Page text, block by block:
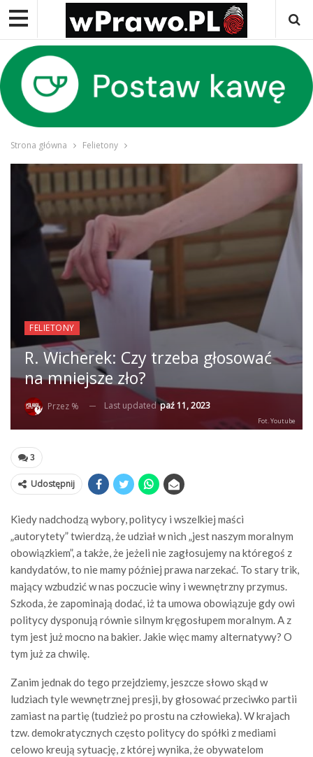
Strona główna Felietony
FELIETONY
R. Wicherek: Czy trzeba głosować
na mniejsze zło?
Przez % Last updatedpaź 11, 2023
Fot. Youtube
3
Udostępnij
Kiedy nadchodzą wybory, politycy i wszelkiej maści
„autorytety” twierdzą, że udział w nich „jest naszym moralnym
obowiązkiem”, a także, że jeżeli nie zagłosujemy na któregoś z
kandydatów, to nie mamy później prawa narzekać. To stary trik,
mający wzbudzić w nas poczucie winy i wewnętrzny przymus.
Szkoda, że zapominają dodać, iż ta umowa obowiązuje gdy owi
politycy dysponują równie silnym kręgosłupem moralnym. A z
tym jest już mocno na bakier. Jakie więc mamy alternatywy? O
tym już za chwilę.
Zanim jednak do tego przejdziemy, jeszcze słowo skąd w
ludziach tyle wewnętrznej presji, by głosować przeciwko partii
zamiast na partię (tudzież po prostu na człowieka). W krajach
tzw. demokratycznych często politycy do spółki z mediami
celowo kreują sytuację, z której wynika, że obywatelom